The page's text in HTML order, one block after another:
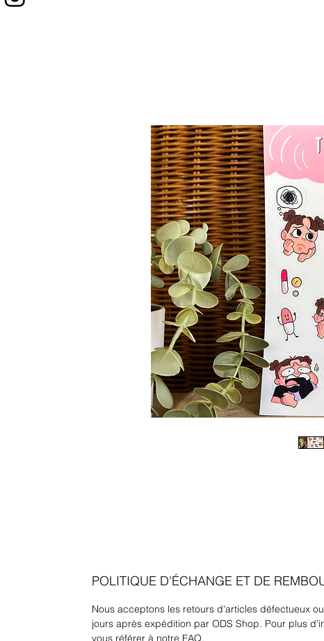
POLITIQUE D'ÉCHANGE ET DE
Nous acceptons les retours d'articles défectueux
jours après expédition par ODS Shop. Pour plus
vous référer à notre FAQ.